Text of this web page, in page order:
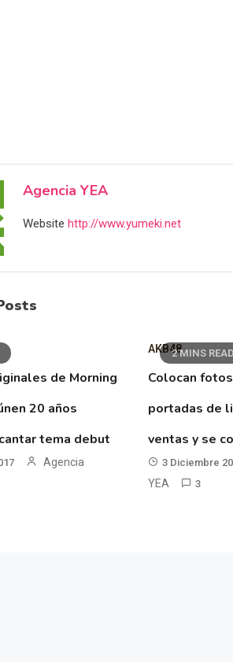
Agencia YEA
Website http://www.yumeki.net
de Morning
20 años
tema debut
Agencia
2 MINS READ
AKB48
Colocan
portadas de
ventas y se
3 Diciembre
YEA
3